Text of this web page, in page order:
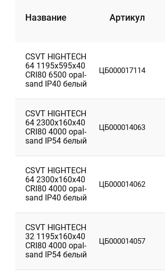
Название Артикул
CSVT HIGHTECH
64 1195х595х40
CRI80 6500 opal-
sand IP40 белый
ЦБ000017114
CSVT HIGHTECH
64 2300х160х40
CRI80 4000 opal-
sand IP54 белый
ЦБ000014063
CSVT HIGHTECH
64 2300х160х40
CRI80 4000 opal-
sand IP40 белый
ЦБ000014062
CSVT HIGHTECH
32 1195х160х40
CRI80 4000 opal-
sand IP54 белый
ЦБ000014057